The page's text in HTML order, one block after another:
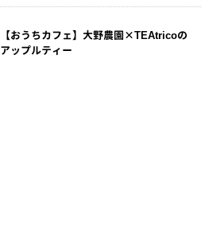
【おうちカフェ】大野農園×TEAtricoの
アップルティー